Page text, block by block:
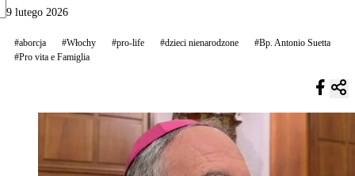
9 lutego 2026
#aborcja #Włochy #pro-life #dzieci nienarodzone
#Bp. Antonio Suetta
#Pro vita e Famiglia